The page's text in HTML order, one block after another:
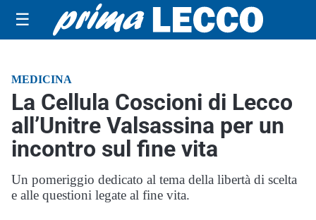
☰
MEDICINA
La Cellula Coscioni di Lecco
all’Unitre Valsassina per un
incontro sul fine vita
Un pomeriggio dedicato al tema della libertà di scelta
e alle questioni legate al fine vita.